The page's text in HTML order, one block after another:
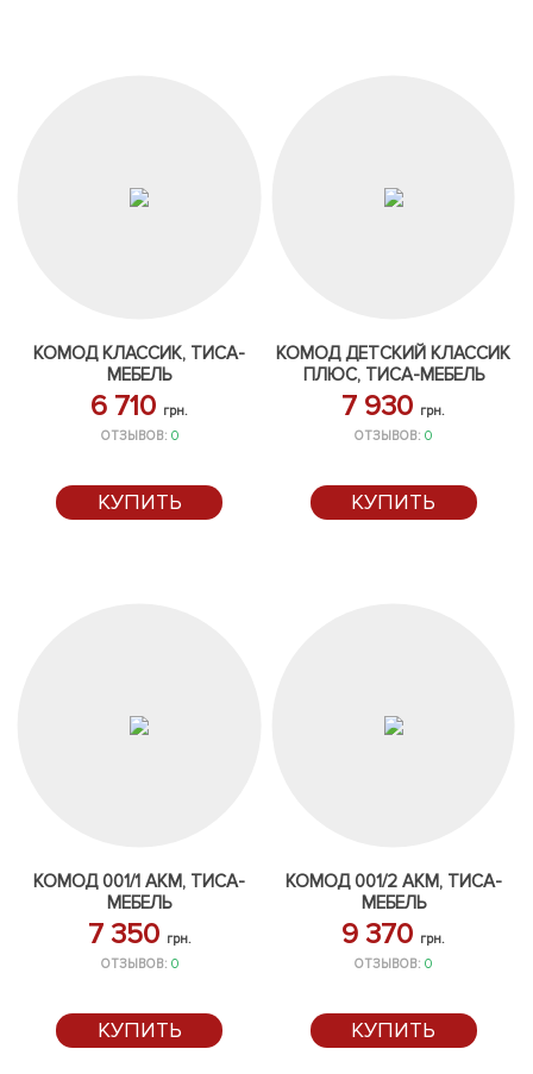
КОМОД КЛАССИК, ТИСА-
МЕБЕЛЬ
6 710 грн.
ОТЗЫВОВ: 0
КУПИТЬ
КОМОД ДЕТСКИЙ КЛАССИК
ПЛЮС, ТИСА-МЕБЕЛЬ
7 930 грн.
ОТЗЫВОВ:0
КУПИТЬ
КОМОД 001/1 АКМ, ТИСА-
МЕБЕЛЬ
7 350 грн.
ОТЗЫВОВ: 0
КУПИТЬ
КОМОД 001/2 АКМ, ТИСА-
МЕБЕЛЬ
9 370 грн.
ОТЗЫВОВ:0
КУПИТЬ